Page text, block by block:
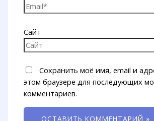
Сайт
Сохранить моё имя, email и
этом браузере для последующих
комментариев.